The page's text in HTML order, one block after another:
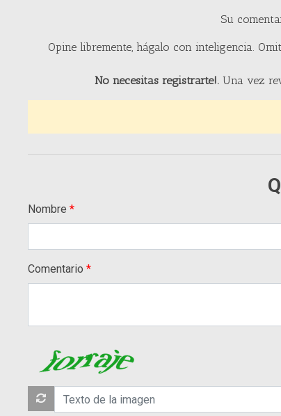
Su
Opine libremente, hágalo con inteligencia.
No necesitas registrarte!. Una vez
Nombre
Comentario